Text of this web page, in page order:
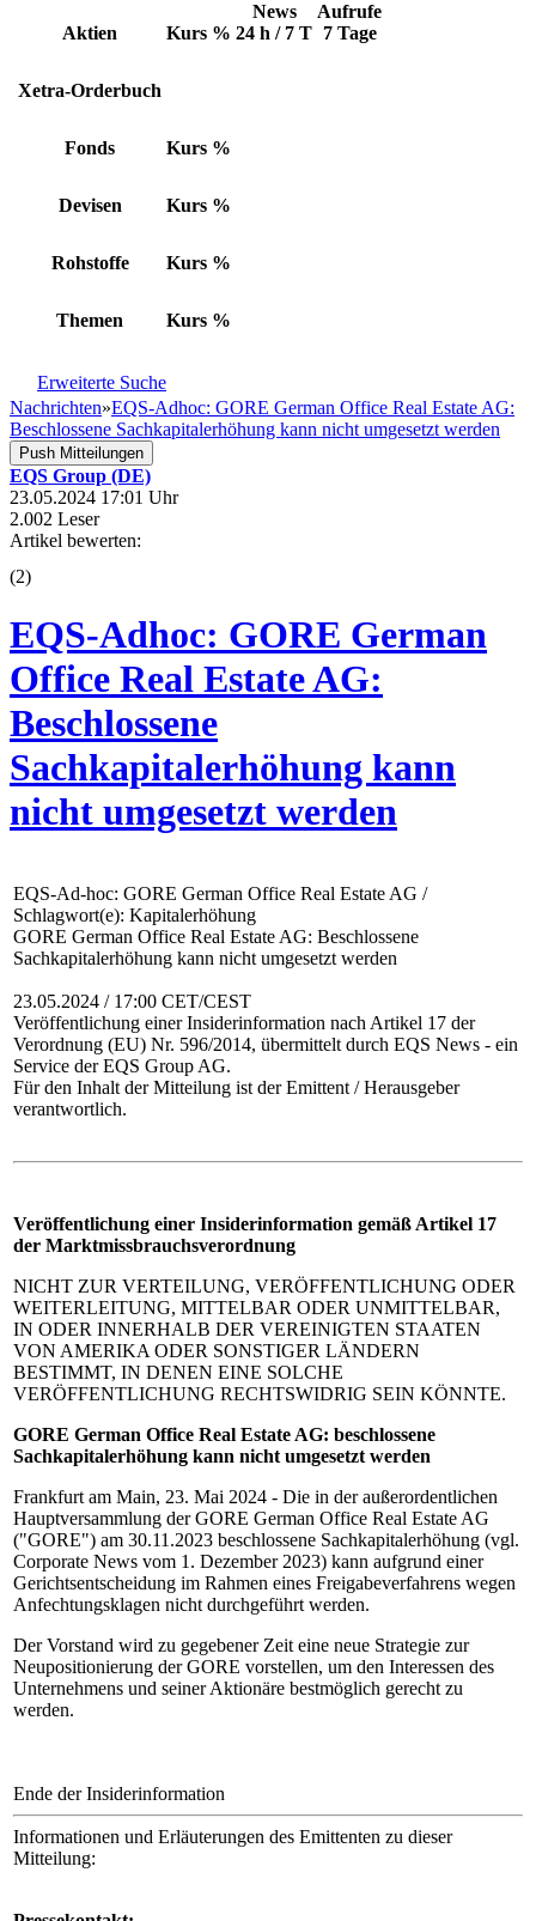
Aktien Kurs %
News
24 h / 7 T
Aufrufe
7 Tage
Xetra-Orderbuch
Fonds Kurs %
Devisen Kurs %
Rohstoffe Kurs %
Themen Kurs %
Erweiterte Suche
Nachrichten»EQS-Adhoc: GORE German Office Real Estate AG:
Beschlossene Sachkapitalerhöhung kann nicht umgesetzt werden
Push Mitteilungen
EQS Group (DE)
23.05.2024 17:01 Uhr
2.002 Leser
Artikel bewerten:
(2)
EQS-Adhoc: GORE German
Office Real Estate AG:
Beschlossene
Sachkapitalerhöhung kann
nicht umgesetzt werden
EQS-Ad-hoc: GORE German Office Real Estate AG /
Schlagwort(e): Kapitalerhöhung
GORE German Office Real Estate AG: Beschlossene
Sachkapitalerhöhung kann nicht umgesetzt werden
23.05.2024 / 17:00 CET/CEST
Veröffentlichung einer Insiderinformation nach Artikel 17 der
Verordnung (EU) Nr. 596/2014, übermittelt durch EQS News - ein
Service der EQS Group AG.
Für den Inhalt der Mitteilung ist der Emittent / Herausgeber
verantwortlich.
Veröffentlichung einer Insiderinformation gemäß Artikel 17
der Marktmissbrauchsverordnung
NICHT ZUR VERTEILUNG, VERÖFFENTLICHUNG ODER
WEITERLEITUNG, MITTELBAR ODER UNMITTELBAR,
IN ODER INNERHALB DER VEREINIGTEN STAATEN
VON AMERIKA ODER SONSTIGER LÄNDERN
BESTIMMT, IN DENEN EINE SOLCHE
VERÖFFENTLICHUNG RECHTSWIDRIG SEIN KÖNNTE.
GORE German Office Real Estate AG: beschlossene
Sachkapitalerhöhung kann nicht umgesetzt werden
Frankfurt am Main, 23. Mai 2024 - Die in der außerordentlichen
Hauptversammlung der GORE German Office Real Estate AG
("GORE") am 30.11.2023 beschlossene Sachkapitalerhöhung (vgl.
Corporate News vom 1. Dezember 2023) kann aufgrund einer
Gerichtsentscheidung im Rahmen eines Freigabeverfahrens wegen
Anfechtungsklagen nicht durchgeführt werden.
Der Vorstand wird zu gegebener Zeit eine neue Strategie zur
Neupositionierung der GORE vorstellen, um den Interessen des
Unternehmens und seiner Aktionäre bestmöglich gerecht zu
werden.
Ende der Insiderinformation
Informationen und Erläuterungen des Emittenten zu dieser
Mitteilung: